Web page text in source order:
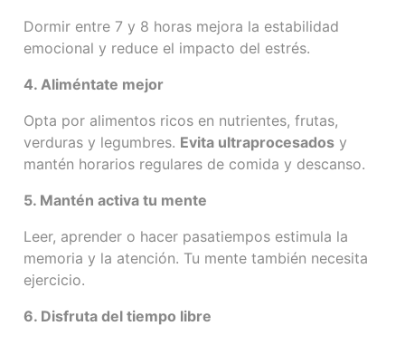
Dormir entre 7 y 8 horas mejora la estabilidad
emocional y reduce el impacto del estrés.
4. Aliméntate mejor
Opta por alimentos ricos en nutrientes, frutas,
verduras y legumbres. Evita ultraprocesados y
mantén horarios regulares de comida y descanso.
5. Mantén activa tu mente
Leer, aprender o hacer pasatiempos estimula la
memoria y la atención. Tu mente también necesita
ejercicio.
6. Disfruta del tiempo libre